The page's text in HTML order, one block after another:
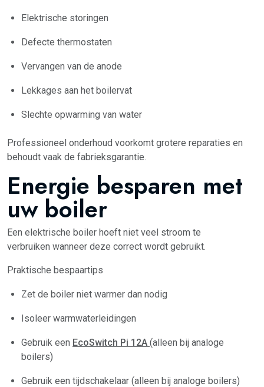
Elektrische storingen
Defecte thermostaten
Vervangen van de anode
Lekkages aan het boilervat
Slechte opwarming van water
Professioneel onderhoud voorkomt grotere reparaties en
behoudt vaak de fabrieksgarantie.
Energie besparen met
uw boiler
Een elektrische boiler hoeft niet veel stroom te
verbruiken wanneer deze correct wordt gebruikt.
Praktische bespaartips
Zet de boiler niet warmer dan nodig
Isoleer warmwaterleidingen
Gebruik een EcoSwitch Pi 12A (alleen bij analoge
boilers)
Gebruik een tijdschakelaar (alleen bij analoge boilers)